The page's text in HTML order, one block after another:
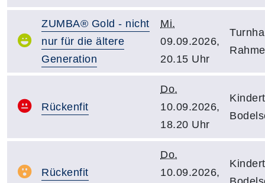
ZUMBA® Gold - nicht
nur für die ältere
Generation
Mi.
09.09.2026,
20.15 Uhr
Rückenfit
Do.
10.09.2026,
18.20 Uhr
Rückenfit
Do.
10.09.2026,